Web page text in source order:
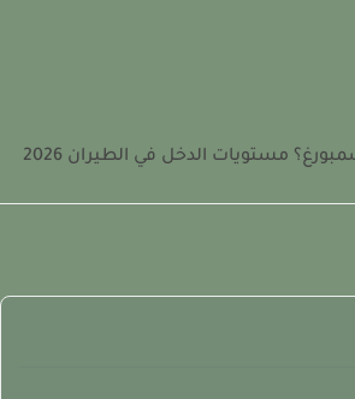
مستويات الدخل في الطيران 2026